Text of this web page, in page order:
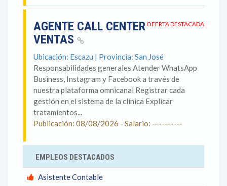
OFERTA DESTACADA
AGENTE CALL CENTER
VENTAS
Ubicación: Escazu | Provincia: San José
Responsabilidades generales Atender WhatsApp
Business, Instagram y Facebook a través de
nuestra plataforma omnicanal Registrar cada
gestión en el sistema de la clínica Explicar
tratamientos...
Publicación: 08/08/2026 - Salario: ----------
EMPLEOS DESTACADOS
Asistente Contable